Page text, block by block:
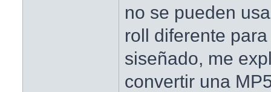
no se pueden
roll diferente
siseñado, me
convertir una